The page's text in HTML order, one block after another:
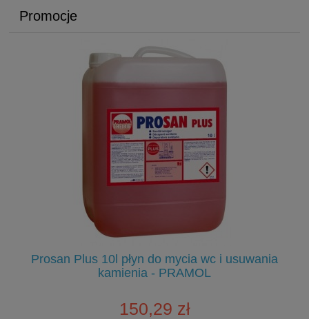
Promocje
Prosan Plus 10l płyn do mycia wc i usuwania
kamienia - PRAMOL
150,29 zł